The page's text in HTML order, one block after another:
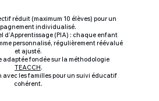
réduit (maximum 10 élèves) pour un
individualisé.
d’Apprentissage (PIA) : chaque enfant
personnalisé, régulièrement réévalué
et ajusté.
adaptée fondée sur la méthodologie
TEACCH.
avec les familles pour un suivi éducatif
cohérent.